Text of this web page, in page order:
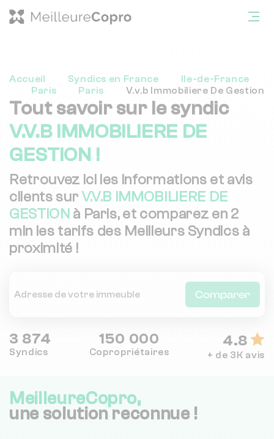
Accueil Syndics en France
Ile-de-France
Paris
Paris V.v.b Immobiliere De Gestion
Tout savoir sur le syndic
V.V.B IMMOBILIERE DE
GESTION !
Retrouvez ici les informations et avis
clients surV.V.B IMMOBILIERE DE
GESTION à Paris, et comparez en 2
min les tarifs des Meilleurs Syndics à
proximité !
Comparer
3 874
Syndics
150 000
Copropriétaires
4.8
+ de 3K avis
MeilleureCopro,
une solution reconnue !